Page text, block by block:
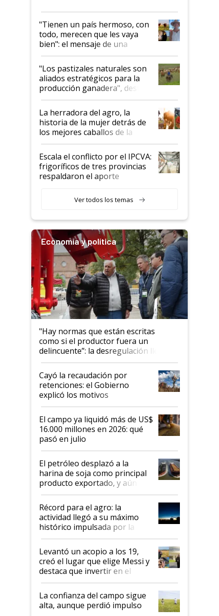
"Tienen un país hermoso, con
todo, merecen que les vaya
bien": el mensaje de una
ganadera uruguaya sobre las
oportunidades que se abren
para el agro en Argentina, con
foco en la carne
"Los pastizales naturales son
aliados estratégicos para la
producción ganadera", destaca
la iniciativa que ya reúne a 46
establecimientos en Argentina
La herradora del agro, la
historia de la mujer detrás de
los mejores caballos de la
Argentina y los mitos que
todavía hacen sufrir a estos
animales: "Mientras me
descalificaban, yo seguí
haciendo currículum"
Escala el conflicto por el IPCVA:
frigoríficos de tres provincias
respaldaron el aporte
Ver todos los temas
Economía y política
"Hay normas que están escritas
como si el productor fuera un
delincuente”: la desregulación llegó
al Congreso Aapresid y hasta se
habló del financiamiento al IPCVA
Cayó la recaudación por
retenciones: el Gobierno
explicó los motivos
El campo ya liquidó más de US$
16.000 millones en 2026: qué
pasó en julio
El petróleo desplazó a la
harina de soja como principal
producto exportado, y aún así
el agro aportó casi seis de cada
diez dólares y sostuvo el
liderazgo en un semestre
récord
Récord para el agro: la
actividad llegó a su máximo
histórico impulsada por la
cosecha y las exportaciones
Levantó un acopio a los 19,
creó el lugar que elige Messi y
destaca que invertir en el
kirchnerismo era como "darle
plata a un hijo para droga":
Juan Félix Rossetti, el libertario
que de una dura crisis salió
La confianza del campo sigue
alta, aunque perdió impulso